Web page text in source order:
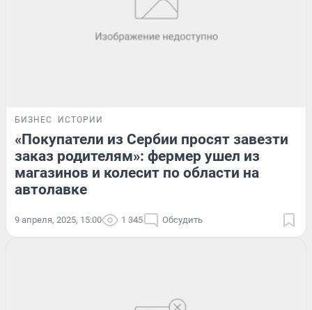
БИЗНЕС ИСТОРИИ
«Покупатели из Сербии просят завезти
заказ родителям»: фермер ушел из
магазинов и колесит по области на
автолавке
9 апреля, 2025, 15:00 1 345 Обсудить